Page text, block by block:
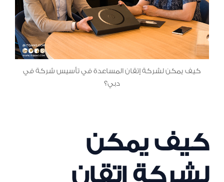
كيف يمكن لشركة إتقان المساعدة في تأسيس شركة في
دبي؟
كيف يمكن
لشركة إتقان